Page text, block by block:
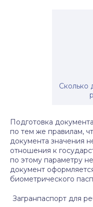
Сколько
Подготовка
по тем же правилам,
документа значения
отношения к
по этому параметру
документ
биометрического
Загранпаспорт для